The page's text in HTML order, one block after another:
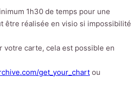
1h30 de temps pour une
être réalisée en visio si impossibilité
votre carte, cela est possible en
get_your_chart ou